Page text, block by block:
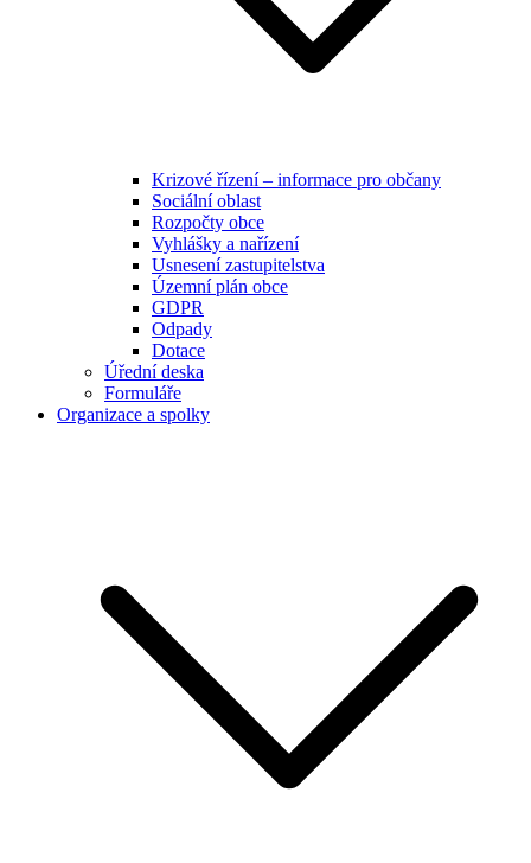
Krizové řízení – informace pro občany
Sociální oblast
Rozpočty obce
Vyhlášky a nařízení
Usnesení zastupitelstva
Územní plán obce
GDPR
Odpady
Dotace
Úřední deska
Formuláře
Organizace a spolky